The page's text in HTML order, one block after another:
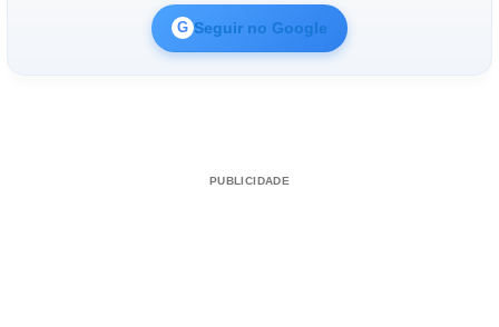
G Seguir no Google
PUBLICIDADE